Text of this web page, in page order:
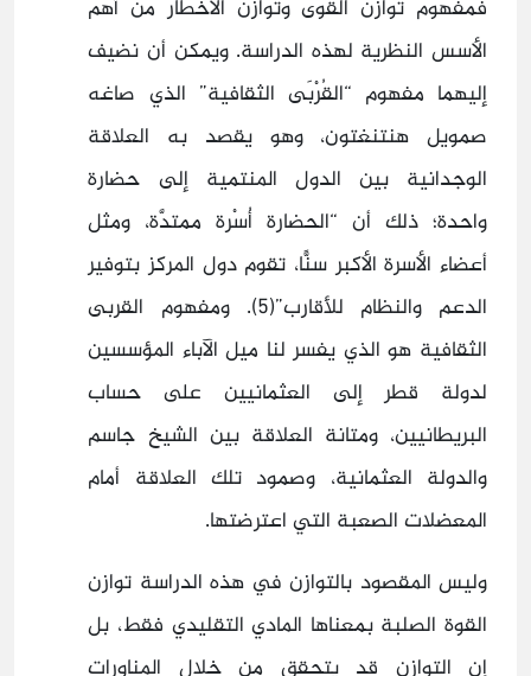
فمفهوم توازن القوى وتوازن الأخطار من أهم
الأسس النظرية لهذه الدراسة. ويمكن أن نضيف
إليهما مفهوم “القُرْبَى الثقافية” الذي صاغه
صمويل هنتنغتون، وهو يقصد به العلاقة
الوجدانية بين الدول المنتمية إلى حضارة
واحدة؛ ذلك أن “الحضارة أُسْرة ممتدَّة، ومثل
أعضاء الأسرة الأكبر سنًّا، تقوم دول المركز بتوفير
الدعم والنظام للأقارب”(5). ومفهوم القربى
الثقافية هو الذي يفسر لنا ميل الآباء المؤسسين
لدولة قطر إلى العثمانيين على حساب
البريطانيين، ومتانة العلاقة بين الشيخ جاسم
والدولة العثمانية، وصمود تلك العلاقة أمام
المعضلات الصعبة التي اعترضتها.
وليس المقصود بالتوازن في هذه الدراسة توازن
القوة الصلبة بمعناها المادي التقليدي فقط، بل
إن التوازن قد يتحقق من خلال المناورات